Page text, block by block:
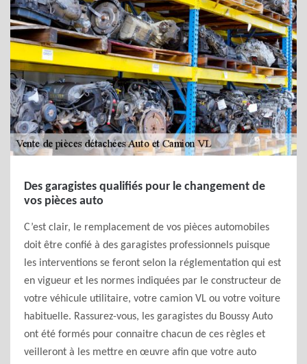
Des garagistes qualifiés pour le changement de
vos pièces auto
C’est clair, le remplacement de vos pièces automobiles
doit être confié à des garagistes professionnels puisque
les interventions se feront selon la réglementation qui est
en vigueur et les normes indiquées par le constructeur de
votre véhicule utilitaire, votre camion VL ou votre voiture
habituelle. Rassurez-vous, les garagistes du Boussy Auto
ont été formés pour connaitre chacun de ces règles et
veilleront à les mettre en œuvre afin que votre auto